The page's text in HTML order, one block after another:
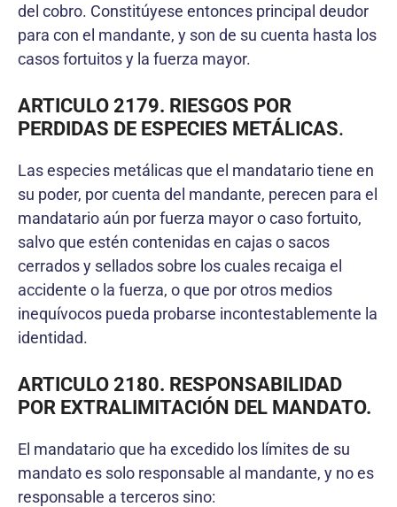
del cobro. Constitúyese entonces principal deudor
para con el mandante, y son de su cuenta hasta los
casos fortuitos y la fuerza mayor.
ARTICULO 2179. RIESGOS POR
PERDIDAS DE ESPECIES METÁLICAS.
Las especies metálicas que el mandatario tiene en
su poder, por cuenta del mandante, perecen para el
mandatario aún por fuerza mayor o caso fortuito,
salvo que estén contenidas en cajas o sacos
cerrados y sellados sobre los cuales recaiga el
accidente o la fuerza, o que por otros medios
inequívocos pueda probarse incontestablemente la
identidad.
ARTICULO 2180. RESPONSABILIDAD
POR EXTRALIMITACIÓN DEL MANDATO.
El mandatario que ha excedido los límites de su
mandato es solo responsable al mandante, y no es
responsable a terceros sino: